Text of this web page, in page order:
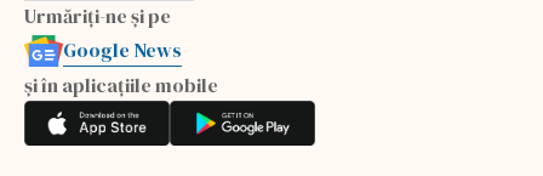
Urmăriți-ne și pe
Google News
și în aplicațiile mobile